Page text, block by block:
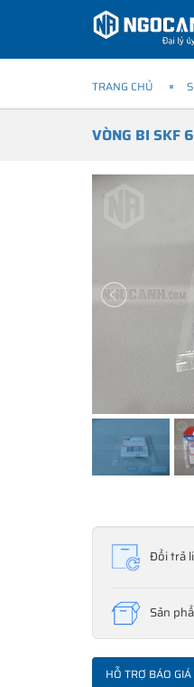
TRANG CHỦ
VÒNG BI SKF
Đổi trả
Sản
HỖ TRỢ BÁO